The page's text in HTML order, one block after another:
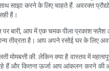
साथ साझा करने के लिए चाहते हैं. अवरक्त
है।
बारी, आप में एक चमक पीला प्रकाश फ्लैश
तीव्रता है। आप अपने रसोई घर के लिए
मोमबत्ती की. लेकिन क्या है वास्तव में
हैं और कितना ऊर्जा आप आंकलन करने की